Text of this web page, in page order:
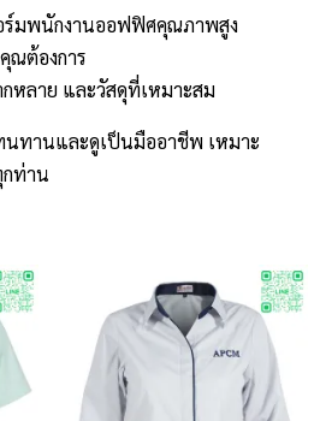
ร์มพนักงานออฟฟิศคุณภาพสูง
ณต้องการ
หลาย และวัสดุที่เหมาะสม
นทานและดูเป็นมืออาชีพ เหมาะ
ท่าน